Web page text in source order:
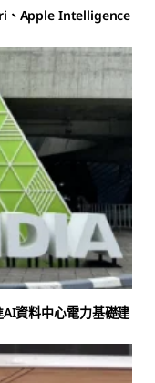
、Apple Intelligence
資料中心電力基礎建